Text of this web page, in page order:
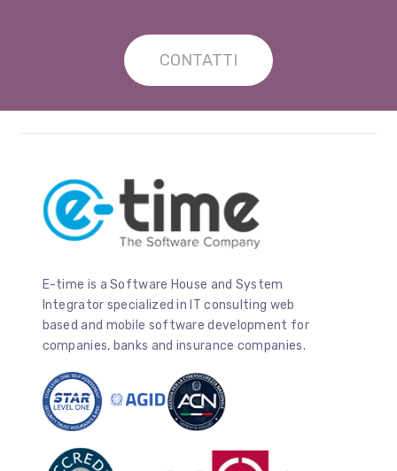
CONTATTI
E-time is a Software House and System
Integrator specialized in IT consulting web
based and mobile software development for
companies, banks and insurance companies.